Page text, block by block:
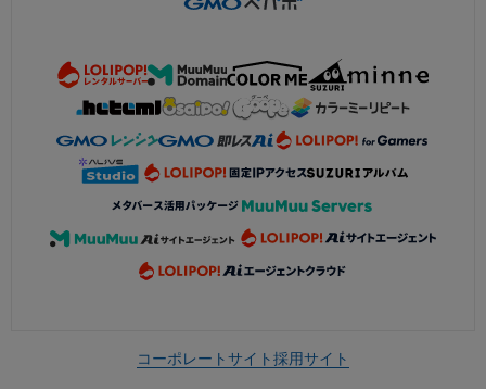
コーポレートサイト採用サイト